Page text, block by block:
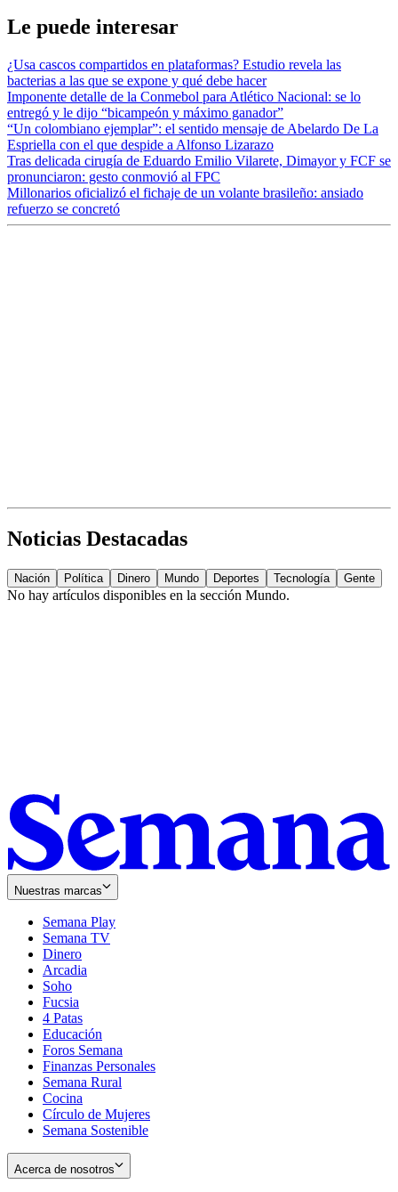
Le puede interesar
¿Usa cascos compartidos en plataformas? Estudio revela las
bacterias a las que se expone y qué debe hacer
Imponente detalle de la Conmebol para Atlético Nacional: se lo
entregó y le dijo “bicampeón y máximo ganador”
“Un colombiano ejemplar”: el sentido mensaje de Abelardo De La
Espriella con el que despide a Alfonso Lizarazo
Tras delicada cirugía de Eduardo Emilio Vilarete, Dimayor y FCF se
pronunciaron: gesto conmovió al FPC
Millonarios oficializó el fichaje de un volante brasileño: ansiado
refuerzo se concretó
Noticias Destacadas
Nación Política Dinero Mundo Deportes Tecnología Gente
No hay artículos disponibles en la sección Mundo.
Nuestras marcas
Semana Play
Semana TV
Dinero
Arcadia
Soho
in
new
window
Fucsia
in
new
window
4 Patas
Educación
Foros Semana
Finanzas Personales
Semana Rural
Cocina
Círculo de Mujeres
Semana Sostenible
Acerca de nosotros